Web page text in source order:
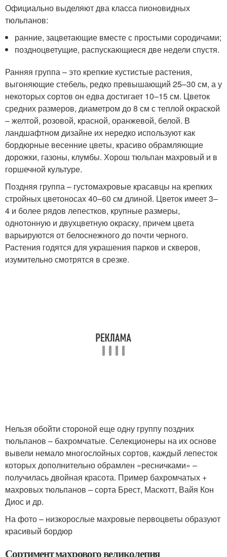
Официально выделяют два класса пионовидных
тюльпанов:
ранние, зацветающие вместе с простыми сородичами;
поздноцветущие, распускающиеся две недели спустя.
Ранняя группа – это крепкие кустистые растения,
выгоняющие стебель, редко превышающий 25–30 см, а у
некоторых сортов он едва достигает 10–15 см. Цветок
средних размеров, диаметром до 8 см с теплой окраской
– желтой, розовой, красной, оранжевой, белой. В
ландшафтном дизайне их нередко используют как
бордюрные весенние цветы, красиво обрамляющие
дорожки, газоны, клумбы. Хорош тюльпан махровый и в
горшечной культуре.
Поздняя группа – густомахровые красавцы на крепких
стройных цветоносах 40–60 см длиной. Цветок имеет 3–
4 и более рядов лепестков, крупные размеры,
однотонную и двухцветную окраску, причем цвета
варьируются от белоснежного до почти черного.
Растения годятся для украшения парков и скверов,
изумительно смотрятся в срезке.
Нельзя обойти стороной еще одну группу поздних
тюльпанов – бахромчатые. Селекционеры на их основе
вывели немало многослойных сортов, каждый лепесток
которых дополнительно обрамлен «ресничками» –
получилась двойная красота. Пример бахромчатых +
махровых тюльпанов – сорта Брест, Маскотт, Вайя Кон
Диос и др.
На фото – низкорослые махровые первоцветы образуют
красивый бордюр
Сортимент махрового великолепия